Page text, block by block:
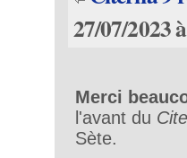
27/07/2023
Merci
l'avant du
Sète.